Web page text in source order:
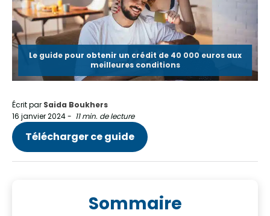
Le guide pour obtenir un crédit de 40 000 euros aux
meilleures conditions
Écrit par Saida Boukhers
16 janvier 2024- 11 min. de lecture
Télécharger ce guide
Sommaire